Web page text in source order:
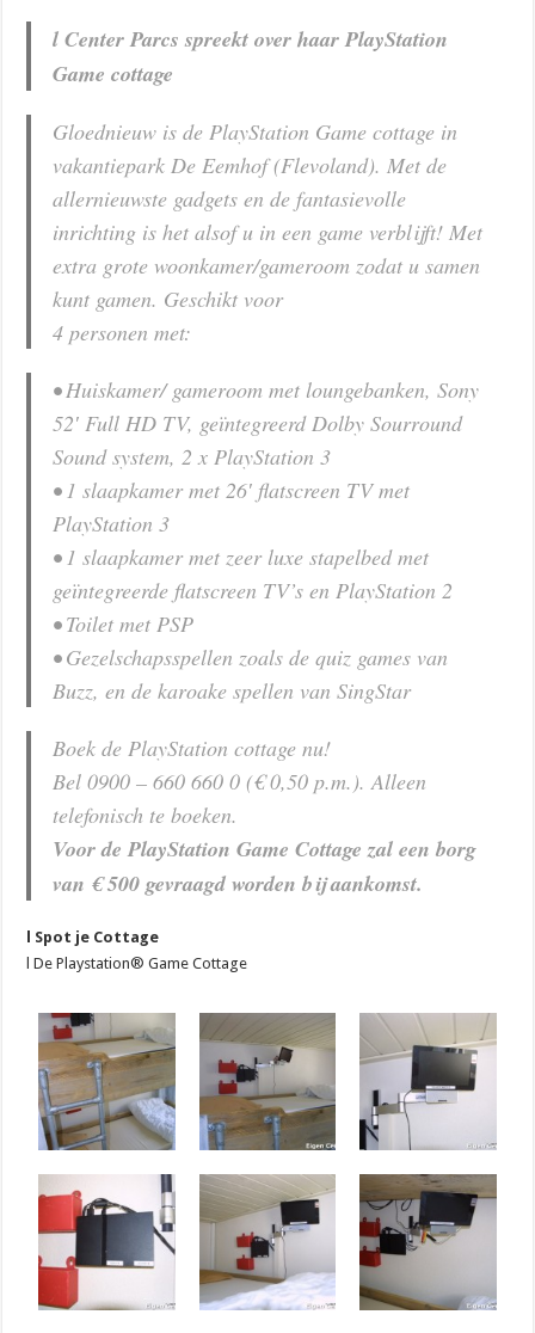
l Center Parcs spreekt over haar PlayStation
Game cottage
Gloednieuw is de PlayStation Game cottage in
vakantiepark De Eemhof (Flevoland). Met de
allernieuwste gadgets en de fantasievolle
inrichting is het alsof u in een game verblijft! Met
extra grote woonkamer/gameroom zodat u samen
kunt gamen. Geschikt voor
4 personen met:
• Huiskamer/ gameroom met loungebanken, Sony
52′ Full HD TV, geïntegreerd Dolby Sourround
Sound system, 2 x PlayStation 3
• 1 slaapkamer met 26′ flatscreen TV met
PlayStation 3
• 1 slaapkamer met zeer luxe stapelbed met
geïntegreerde flatscreen TV’s en PlayStation 2
• Toilet met PSP
• Gezelschapsspellen zoals de quiz games van
Buzz, en de karoake spellen van SingStar
Boek de PlayStation cottage nu!
Bel 0900 – 660 660 0 (€ 0,50 p.m.). Alleen
telefonisch te boeken.
Voor de PlayStation Game Cottage zal een borg
van € 500 gevraagd worden bij aankomst.
l Spot je Cottage
l De Playstation® Game Cottage